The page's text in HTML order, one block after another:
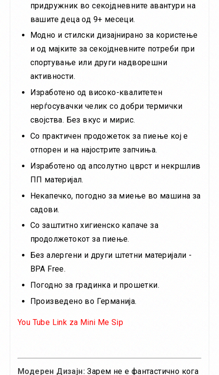
придружник во секојдневните авантури на
вашите деца од 9+ месеци.
Модно и стилски дизајнирано за користење
и од мајките за секојдневните потреби при
спортување или други надворешни
активности.
Изработено од високо-квалитетен
нерѓосувачки челик со добри термички
својства. Без вкус и мирис.
Со практичен продожеток за пиење кој е
отпорен и на најострите запчиња.
Изработено од апсолутно цврст и некршлив
ПП материјал.
Некапечко, погодно за миење во машина за
садови.
Со заштитно хигиенско капаче за
продолжетокот за пиење.
Без алергени и други штетни материјали -
BPA Free.
Погодно за градинка и прошетки.
Произведено во Германија.
You Tube Link za Mini Me Sip
Модерен Дизајн:Зарем не е фантастично кога